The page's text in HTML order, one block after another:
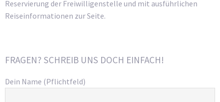
Reservierung der Freiwilligenstelle und mit ausführlichen
Reiseinformationen zur Seite.
FRAGEN? SCHREIB UNS DOCH EINFACH!
Dein Name (Pflichtfeld)